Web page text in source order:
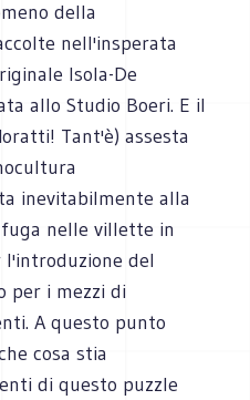
della
nell'insperata
Isola-De
allo Studio Boeri. E il
Tant'è) assesta
inevitabilmente alla
nelle villette in
del
per i mezzi di
A questo punto
cosa stia
di questo puzzle